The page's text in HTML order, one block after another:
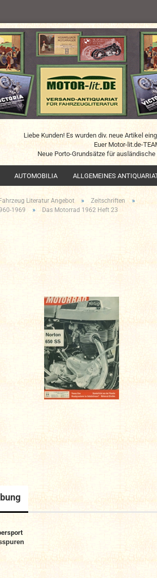
Liebe Kunden! Es wurden div. neue Artikel
Euer Motor-lit.de-
Neue Porto-Grundsätze für
AUTOMOBILIA ALLGEMEINES
Literatur Angebot » Zeitschriften »
1969 » Das Motorrad 1962 Heft 23